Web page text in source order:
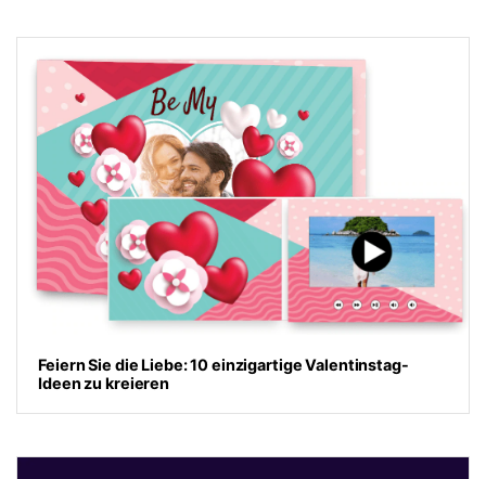
Feiern Sie die Liebe: 10 einzigartige Valentinstag-
Ideen zu kreieren